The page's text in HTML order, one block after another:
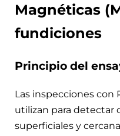
Magnéticas
fundiciones
Principio del
Las inspecciones con
utilizan para detectar
superficiales y